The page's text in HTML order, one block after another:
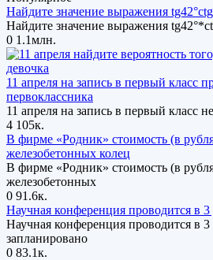
Найдите значение выражения
Найдите значение выражения
0 1.1млн.
11 апреля на запись в первый класс
первоклассника
11 апреля на запись в первый класс
4 105к.
В фирме «Родник» стоимость (в
железобетонных колец
В фирме «Родник» стоимость (в
железобетонных
0 91.6к.
Научная конференция проводится в 3
Научная конференция проводится в 3
запланировано
0 83.1к.